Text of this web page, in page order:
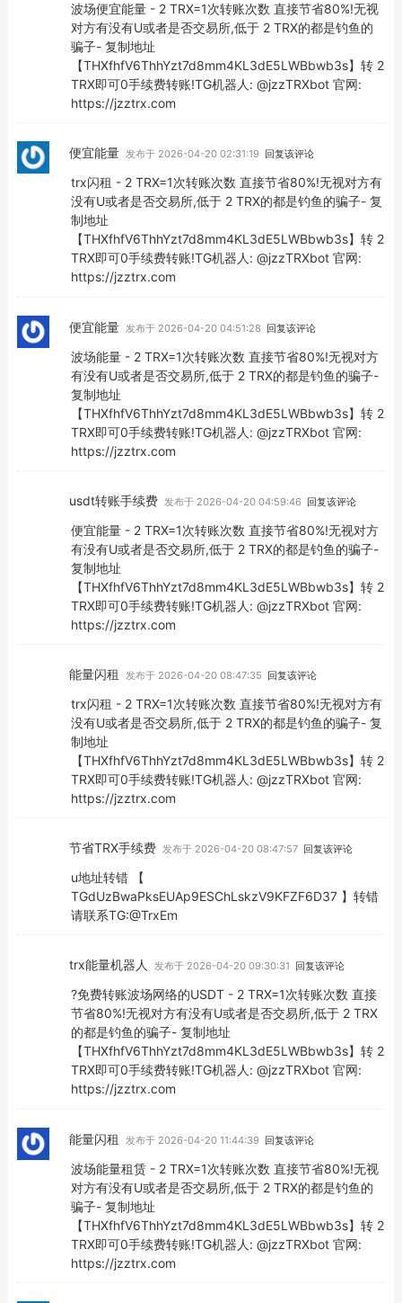
波场便宜能量 - 2 TRX=1次转账次数 直接节省80%!无视
对方有没有U或者是否交易所,低于 2 TRX的都是钓鱼的
骗子- 复制地址
【THXfhfV6ThhYzt7d8mm4KL3dE5LWBbwb3s】转 2
TRX即可0手续费转账!TG机器人: @jzzTRXbot 官网:
https://jzztrx.com
便宜能量 发布于 2026-04-20 02:31:19 回复该评论
trx闪租 - 2 TRX=1次转账次数 直接节省80%!无视对方有
没有U或者是否交易所,低于 2 TRX的都是钓鱼的骗子- 复
制地址
【THXfhfV6ThhYzt7d8mm4KL3dE5LWBbwb3s】转 2
TRX即可0手续费转账!TG机器人: @jzzTRXbot 官网:
https://jzztrx.com
便宜能量 发布于 2026-04-20 04:51:28 回复该评论
波场能量 - 2 TRX=1次转账次数 直接节省80%!无视对方
有没有U或者是否交易所,低于 2 TRX的都是钓鱼的骗子-
复制地址
【THXfhfV6ThhYzt7d8mm4KL3dE5LWBbwb3s】转 2
TRX即可0手续费转账!TG机器人: @jzzTRXbot 官网:
https://jzztrx.com
usdt转账手续费 发布于 2026-04-20 04:59:46 回复该评论
便宜能量 - 2 TRX=1次转账次数 直接节省80%!无视对方
有没有U或者是否交易所,低于 2 TRX的都是钓鱼的骗子-
复制地址
【THXfhfV6ThhYzt7d8mm4KL3dE5LWBbwb3s】转 2
TRX即可0手续费转账!TG机器人: @jzzTRXbot 官网:
https://jzztrx.com
能量闪租 发布于 2026-04-20 08:47:35 回复该评论
trx闪租 - 2 TRX=1次转账次数 直接节省80%!无视对方有
没有U或者是否交易所,低于 2 TRX的都是钓鱼的骗子- 复
制地址
【THXfhfV6ThhYzt7d8mm4KL3dE5LWBbwb3s】转 2
TRX即可0手续费转账!TG机器人: @jzzTRXbot 官网:
https://jzztrx.com
节省TRX手续费 发布于 2026-04-20 08:47:57 回复该评论
u地址转错 【
TGdUzBwaPksEUAp9ESChLskzV9KFZF6D37 】转错
请联系TG:@TrxEm
trx能量机器人 发布于 2026-04-20 09:30:31 回复该评论
?免费转账波场网络的USDT - 2 TRX=1次转账次数 直接
节省80%!无视对方有没有U或者是否交易所,低于 2 TRX
的都是钓鱼的骗子- 复制地址
【THXfhfV6ThhYzt7d8mm4KL3dE5LWBbwb3s】转 2
TRX即可0手续费转账!TG机器人: @jzzTRXbot 官网:
https://jzztrx.com
能量闪租 发布于 2026-04-20 11:44:39 回复该评论
波场能量租赁 - 2 TRX=1次转账次数 直接节省80%!无视
对方有没有U或者是否交易所,低于 2 TRX的都是钓鱼的
骗子- 复制地址
【THXfhfV6ThhYzt7d8mm4KL3dE5LWBbwb3s】转 2
TRX即可0手续费转账!TG机器人: @jzzTRXbot 官网:
https://jzztrx.com